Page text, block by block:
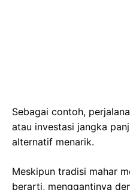
Sebagai contoh,
atau investasi jangka
alternatif menarik.
Meskipun tradisi mahar
berarti, menggantinya